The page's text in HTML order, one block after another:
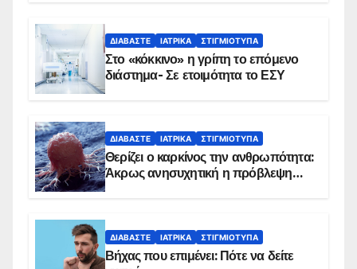
ΔΙΑΒΆΣΤΕ ΙΑΤΡΙΚΆ ΣΤΙΓΜΙΌΤΥΠΑ
Στο «κόκκινο» η γρίπη το επόμενο
διάστημα- Σε ετοιμότητα το ΕΣΥ
ΔΙΑΒΆΣΤΕ ΙΑΤΡΙΚΆ ΣΤΙΓΜΙΌΤΥΠΑ
Θερίζει ο καρκίνος την ανθρωπότητα:
Άκρως ανησυχητική η πρόβλεψη…
ΔΙΑΒΆΣΤΕ ΙΑΤΡΙΚΆ ΣΤΙΓΜΙΌΤΥΠΑ
Βήχας που επιμένει: Πότε να δείτε